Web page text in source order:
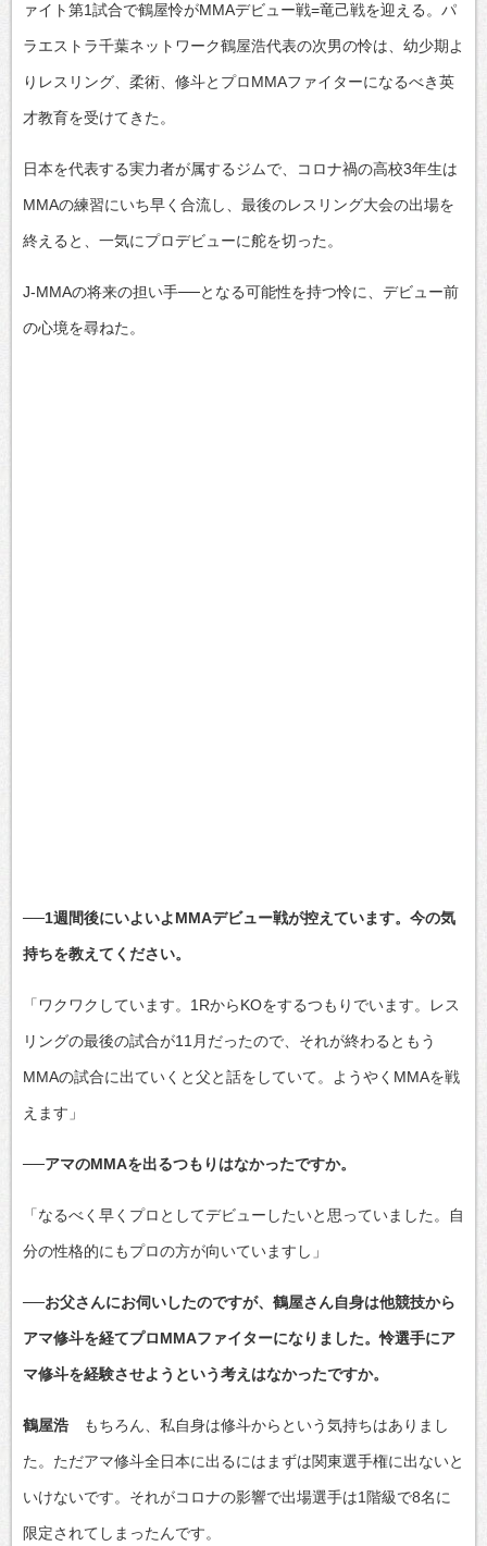
ァイト第1試合で鶴屋怜がMMAデビュー戦=竜己戦を迎える。パ
ラエストラ千葉ネットワーク鶴屋浩代表の次男の怜は、幼少期よ
りレスリング、柔術、修斗とプロMMAファイターになるべき英
才教育を受けてきた。
日本を代表する実力者が属するジムで、コロナ禍の高校3年生は
MMAの練習にいち早く合流し、最後のレスリング大会の出場を
終えると、一気にプロデビューに舵を切った。
J-MMAの将来の担い手──となる可能性を持つ怜に、デビュー前
の心境を尋ねた。
──1週間後にいよいよMMAデビュー戦が控えています。今の気
持ちを教えてください。
「ワクワクしています。1RからKOをするつもりでいます。レス
リングの最後の試合が11月だったので、それが終わるともう
MMAの試合に出ていくと父と話をしていて。ようやくMMAを戦
えます」
──アマのMMAを出るつもりはなかったですか。
「なるべく早くプロとしてデビューしたいと思っていました。自
分の性格的にもプロの方が向いていますし」
──お父さんにお伺いしたのですが、鶴屋さん自身は他競技から
アマ修斗を経てプロMMAファイターになりました。怜選手にア
マ修斗を経験させようという考えはなかったですか。
鶴屋浩 もちろん、私自身は修斗からという気持ちはありまし
た。ただアマ修斗全日本に出るにはまずは関東選手権に出ないと
いけないです。それがコロナの影響で出場選手は1階級で8名に
限定されてしまったんです。